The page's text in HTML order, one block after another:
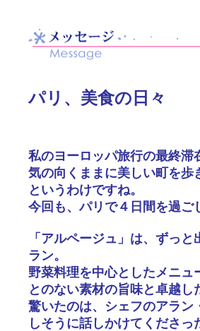
パリ、美食の日々
私のヨーロッパ旅行の最終滞
気の向くままに美しい町を歩
というわけですね。
今回も、パリで４日間を過ご
「アルページュ」は、ずっ
ラン。
野菜料理を中心としたメニュ
とのない素材の旨味と卓越
驚いたのは、シェフのアラン
しそうに話しかけてくださっ